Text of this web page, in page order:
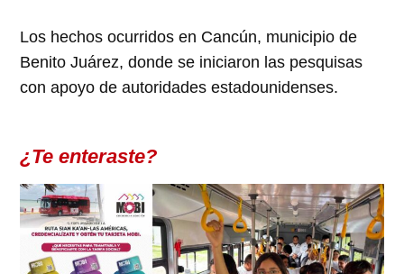
Los hechos ocurridos en Cancún, municipio de
Benito Juárez, donde se iniciaron las pesquisas
con apoyo de autoridades estadounidenses.
¿Te enteraste?